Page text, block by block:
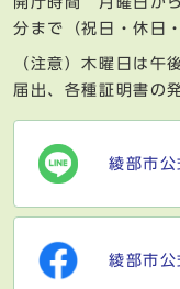
分まで（祝日・休日
（注意）木曜日は午
届出、各種証明書の
綾部市
綾部市